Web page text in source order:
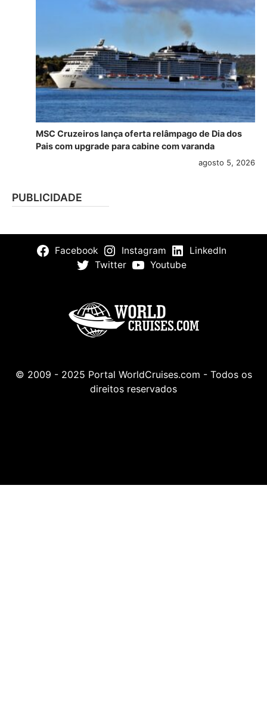
MSC Cruzeiros lança oferta relâmpago de Dia dos
Pais com upgrade para cabine com varanda
agosto 5, 2026
PUBLICIDADE
Facebook Instagram
LinkedIn
Twitter
Youtube
© 2009 - 2025 Portal WorldCruises.com - Todos os
direitos reservados